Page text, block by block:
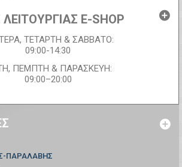
E-SHOP
ΤΕΤΑΡΤΗ & ΣΑΒΒΑΤΟ:
09:00-14:30
ΠΕΜΠΤΗ & ΠΑΡΑΣΚΕΥΗ:
09:00–20:00
ΠΑΡΑΛΑΒΗΣ